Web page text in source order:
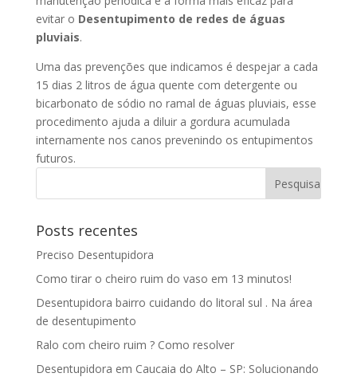
evitar o Desentupimento de redes de águas
pluviais.
Uma das prevenções que indicamos é despejar a cada
15 dias 2 litros de água quente com detergente ou
bicarbonato de sódio no ramal de águas pluviais, esse
procedimento ajuda a diluir a gordura acumulada
internamente nos canos prevenindo os entupimentos
futuros.
Posts recentes
Preciso Desentupidora
Como tirar o cheiro ruim do vaso em 13 minutos!
Desentupidora bairro cuidando do litoral sul . Na área
de desentupimento
Ralo com cheiro ruim ? Como resolver
Desentupidora em Caucaia do Alto – SP: Solucionando